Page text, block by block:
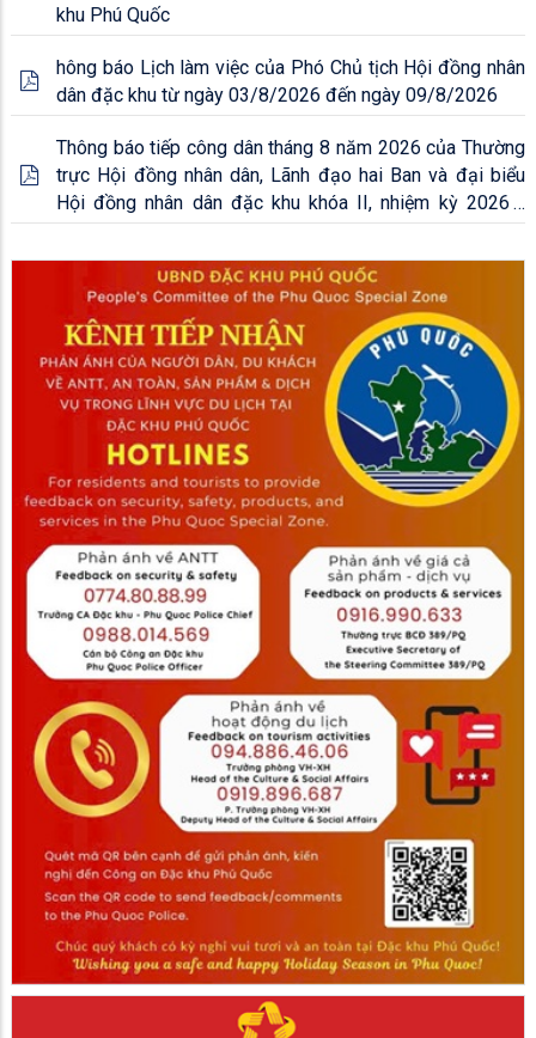
khu Phú Quốc
hông báo Lịch làm việc của Phó Chủ tịch Hội đồng nhân
dân đặc khu từ ngày 03/8/2026 đến ngày 09/8/2026
Thông báo tiếp công dân tháng 8 năm 2026 của Thường
trực Hội đồng nhân dân, Lãnh đạo hai Ban và đại biểu
Hội đồng nhân dân đặc khu khóa II, nhiệm kỳ 2026 -
2031